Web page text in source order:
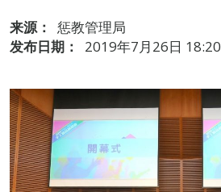
来源：
惩教管理局
发布日期：
2019年7月26日 18:20